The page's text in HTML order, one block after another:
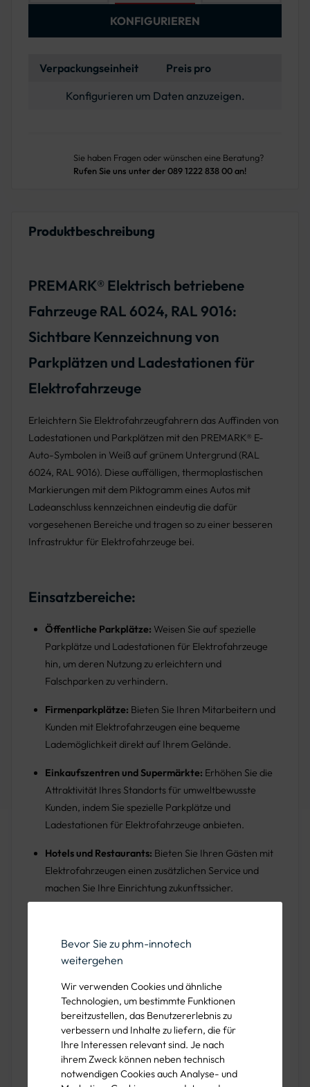
Bevor Sie zu phm-innotech
weitergehen
Wir verwenden Cookies und ähnliche
Technologien, um bestimmte Funktionen
bereitzustellen, das Benutzererlebnis zu
verbessern und Inhalte zu liefern, die für
Ihre Interessen relevant sind. Je nach
ihrem Zweck können neben technisch
notwendigen Cookies auch Analyse- und
KONFIGURIEREN
Verpackungseinheit
Preis pro
Konfigurieren um Daten anzuzeigen.
Sie haben Fragen oder wünschen eine Beratung?
Rufen Sie uns unter der 089 1222 838 00 an!
Produktbeschreibung
PREMARK® Elektrisch betriebene
Fahrzeuge RAL 6024, RAL 9016:
Sichtbare Kennzeichnung von
Parkplätzen und Ladestationen für
Elektrofahrzeuge
Erleichtern Sie Elektrofahrzeugfahrern das Auffinden von
Ladestationen und Parkplätzen mit den PREMARK® E-
Auto-Symbolen in Weiß auf grünem Untergrund (RAL
6024, RAL 9016). Diese auffälligen, thermoplastischen
Markierungen mit dem Piktogramm eines Autos mit
Ladeanschluss kennzeichnen eindeutig die dafür
vorgesehenen Bereiche und tragen so zu einer besseren
Infrastruktur für Elektrofahrzeuge bei.
Einsatzbereiche:
Öffentliche Parkplätze: Weisen Sie auf spezielle
Parkplätze und Ladestationen für Elektrofahrzeuge
hin, um deren Nutzung zu erleichtern und
Falschparken zu verhindern.
Firmenparkplätze: Bieten Sie Ihren Mitarbeitern und
Kunden mit Elektrofahrzeugen eine bequeme
Lademöglichkeit direkt auf Ihrem Gelände.
Einkaufszentren und Supermärkte: Erhöhen Sie die
Attraktivität Ihres Standorts für umweltbewusste
Kunden, indem Sie spezielle Parkplätze und
Ladestationen für Elektrofahrzeuge anbieten.
Hotels und Restaurants: Bieten Sie Ihren Gästen mit
Elektrofahrzeugen einen zusätzlichen Service und
machen Sie Ihre Einrichtung zukunftssicher.
Grüne Markierung für zusätzliche
Aufmerksamkeit:
Der grüne Untergrund (RAL 6024) der PREMARK® E-
Auto-Symbole sorgt für eine noch bessere Sichtbarkeit
und hebt die ausgewiesenen Bereiche für
Elektrofahrzeuge deutlich hervor. Die weiße Markierung
(RAL 9016) mit dem Piktogramm eines Autos mit